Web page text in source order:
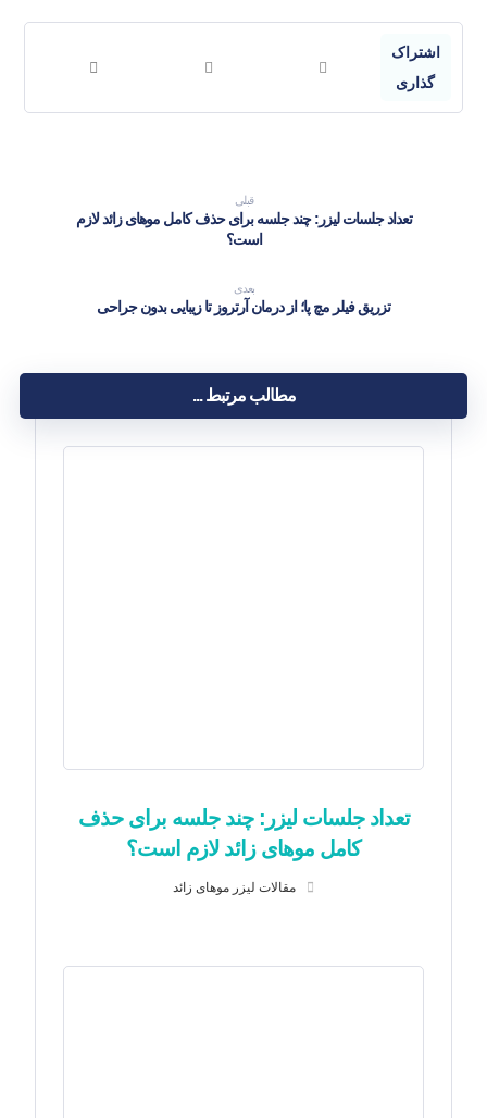
قبلی
تعداد جلسات لیزر: چند جلسه برای حذف کامل موهای زائد لازم
است؟
بعدی
تزریق فیلر مچ پا؛ از درمان آرتروز تا زیبایی بدون جراحی
مطالب مرتبط ...
تعداد جلسات لیزر: چند جلسه برای حذف
کامل موهای زائد لازم است؟
مقالات لیزر موهای زائد